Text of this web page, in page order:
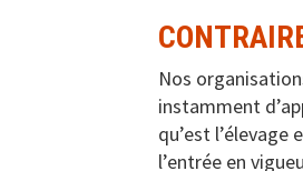
Nos
instamment
qu’est l’élevage
l’entrée en